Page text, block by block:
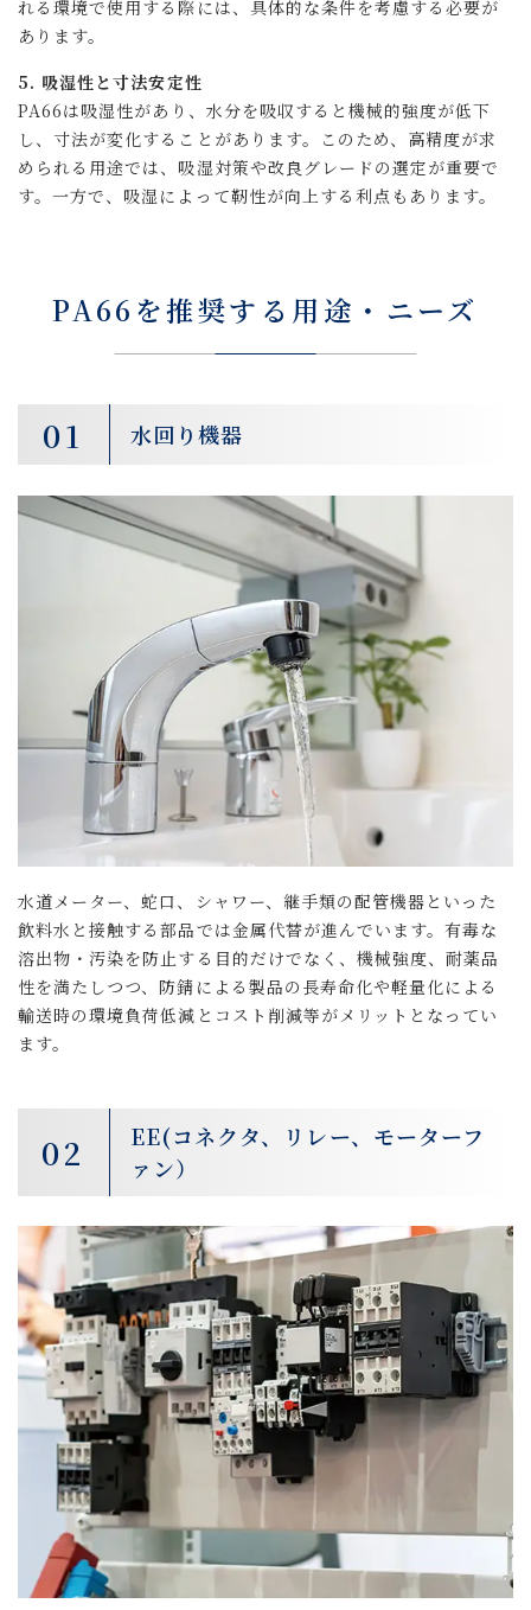
れる環境で使用する際には、具体的な条件を考慮する必要が
あります。
5. 吸湿性と寸法安定性
PA66は吸湿性があり、水分を吸収すると機械的強度が低下
し、寸法が変化することがあります。このため、高精度が求
められる用途では、吸湿対策や改良グレードの選定が重要で
す。一方で、吸湿によって靭性が向上する利点もあります。
PA66を推奨する用途・ニーズ
01 水回り機器
水道メーター、蛇口、シャワー、継手類の配管機器といった
飲料水と接触する部品では金属代替が進んでいます。有毒な
溶出物・汚染を防止する目的だけでなく、機械強度、耐薬品
性を満たしつつ、防錆による製品の長寿命化や軽量化による
輸送時の環境負荷低減とコスト削減等がメリットとなってい
ます。
02
EE(コネクタ、リレー、モーターフ
ァン）